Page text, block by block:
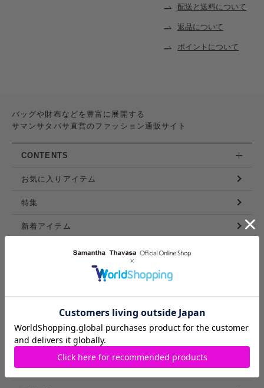
配送と送料について
返品について
ポイントについて
バッグや財布などを豊富に展開する
サマンサタバサ直営のファッション通販サイト
CONTENTS
お気に入りアイテム
特集
新着アイテム
スタッフリスト
GUIDE
ご利用ガイド